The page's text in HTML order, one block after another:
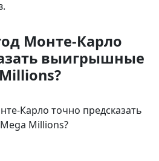
Монте-Карло
выигрышные